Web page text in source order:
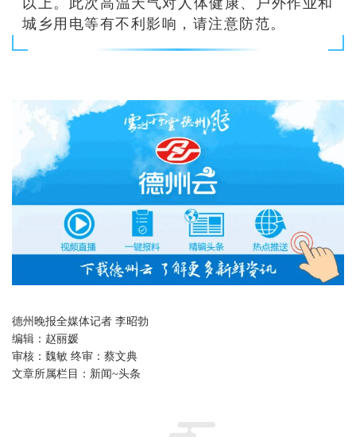
以上。此次高温天气对人体健康、户外作业和
城乡用电等有不利影响，请注意防范。
德州晚报全媒体记者 李昭勃
编辑： 赵丽媛
审核： 魏敏 终审：蔡文典
文章所属栏目： 新闻~头条